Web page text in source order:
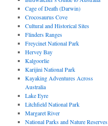
Cage of Death (Darwin)
Crocosaurus Cove
Cultural and Historical Sites
Flinders Ranges
Freycinet National Park
Hervey Bay
Kalgoorlie
Karijini National Park
Kayaking Adventures Across
Australia
Lake Eyre
Litchfield National Park
Margaret River
National Parks and Nature Reserves